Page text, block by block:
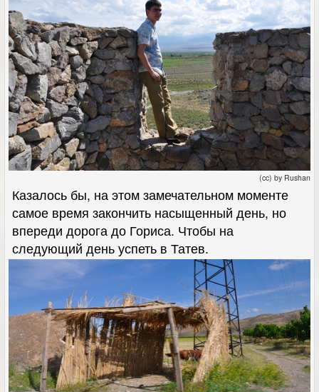
(cc) by Rushan
Казалось бы, на этом замечательном моменте
самое время закончить насыщенный день, но
впереди дорога до Гориса. Чтобы на
следующий день успеть в Татев.